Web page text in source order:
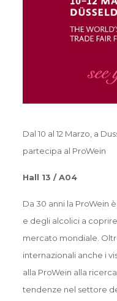
Dal 10 al 12 Marzo, a
partecipa al ProWein
Hall 13 / A04
Da 30 anni la ProWein
e degli alcolici a
mercato mondiale.
internazionali anche i
alla ProWein alla
tendenze nel settore